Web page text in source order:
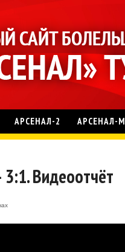
АРСЕНАЛ-2 АРСЕНАЛ-М
3:1. Видеоотчёт